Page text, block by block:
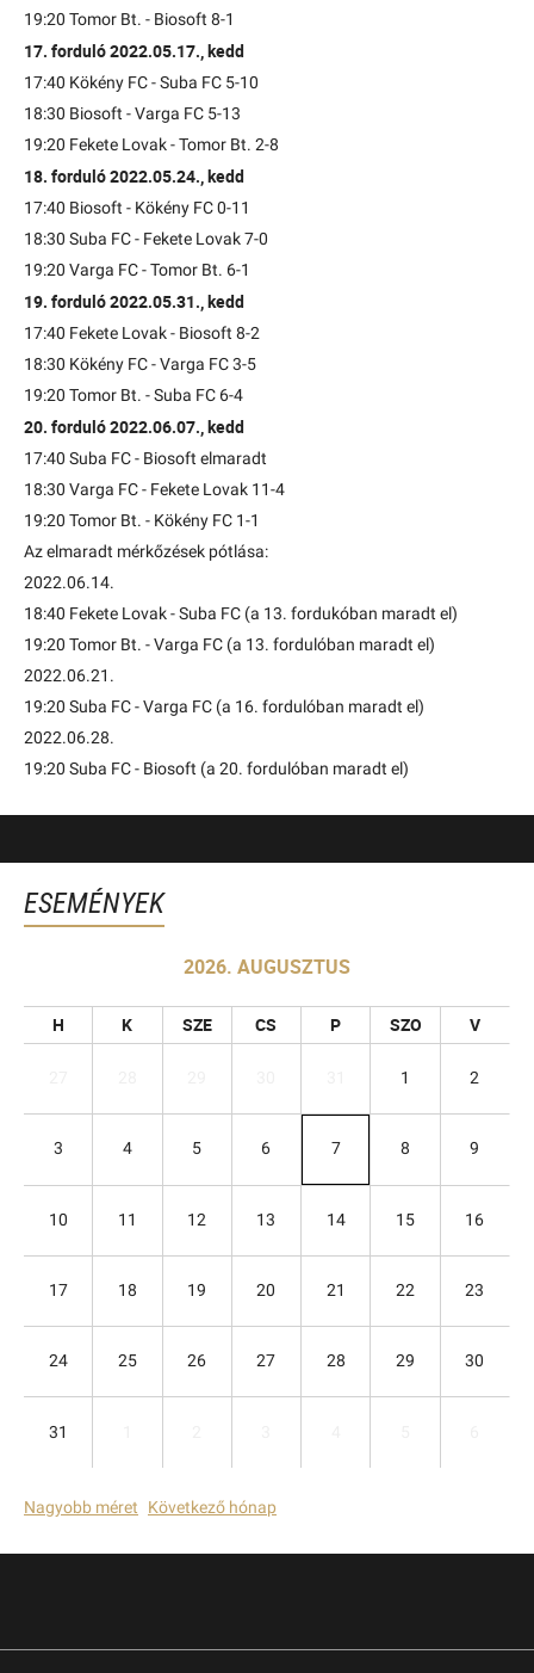
19:20 Tomor Bt. - Biosoft 8-1
17. forduló 2022.05.17., kedd
17:40 Kökény FC - Suba FC 5-10
18:30 Biosoft - Varga FC 5-13
19:20 Fekete Lovak - Tomor Bt. 2-8
18. forduló 2022.05.24., kedd
17:40 Biosoft - Kökény FC 0-11
18:30 Suba FC - Fekete Lovak 7-0
19:20 Varga FC - Tomor Bt. 6-1
19. forduló 2022.05.31., kedd
17:40 Fekete Lovak - Biosoft 8-2
18:30 Kökény FC - Varga FC 3-5
19:20 Tomor Bt. - Suba FC 6-4
20. forduló 2022.06.07., kedd
17:40 Suba FC - Biosoft elmaradt
18:30 Varga FC - Fekete Lovak 11-4
19:20 Tomor Bt. - Kökény FC 1-1
Az elmaradt mérkőzések pótlása:
2022.06.14.
18:40 Fekete Lovak - Suba FC (a 13. fordukóban maradt el)
19:20 Tomor Bt. - Varga FC (a 13. fordulóban maradt el)
2022.06.21.
19:20 Suba FC - Varga FC (a 16. fordulóban maradt el)
2022.06.28.
19:20 Suba FC - Biosoft (a 20. fordulóban maradt el)
ESEMÉNYEK
2026. AUGUSZTUS
H K SZE CS P SZO V
1 2
3 4 5 6 7 8 9
10 11 12 13 14 15 16
17 18 19 20 21 22 23
24 25 26 27 28 29 30
31
Nagyobb méret Következő hónap